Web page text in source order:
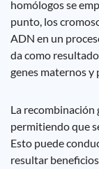
homólogos se
punto, los
ADN en un
da como
genes maternos y
La recombinación
permitiendo que
Esto puede
resultar